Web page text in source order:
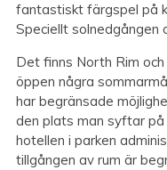
fantastiskt färgspel på
Speciellt solnedgången
Det finns North Rim
öppen några
har begränsade
den plats man syftar på
hotellen i parken
tillgången av rum är